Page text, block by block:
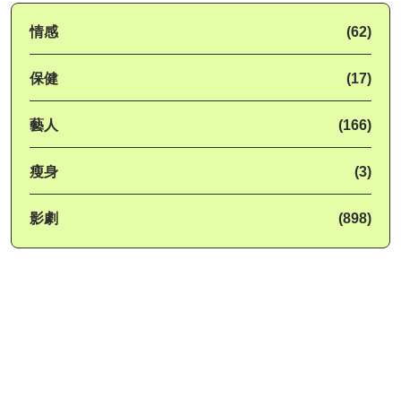
情感 (62)
保健 (17)
藝人 (166)
瘦身 (3)
影劇 (898)